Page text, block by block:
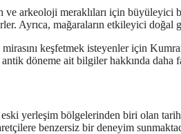
ve arkeoloji meraklıları için büyüleyici
Ayrıca, mağaraların etkileyici
keşfetmek isteyenler için
döneme ait bilgiler hakkında
yerleşim bölgelerinden biri olan
benzersiz bir deneyim